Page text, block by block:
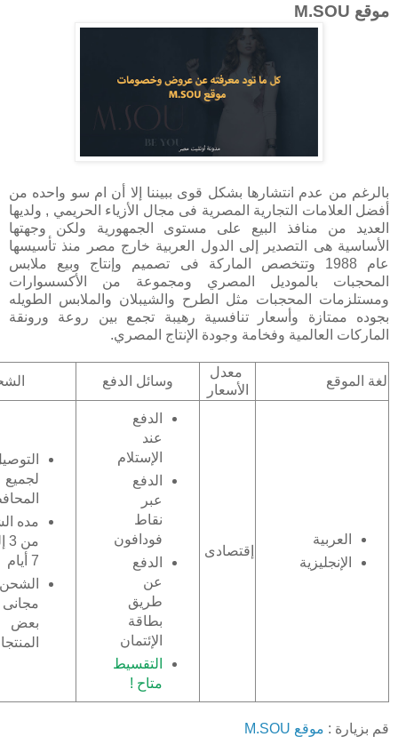
موقع M.SOU
بالرغم من عدم انتشارها بشكل قوى ببيننا إلا أن ام سو واحده من
أفضل العلامات التجارية المصرية فى مجال الأزياء الحريمي , ولديها
العديد من منافذ البيع على مستوى الجمهورية ولكن وجهتها
الأساسية هى التصدير إلى الدول العربية خارج مصر منذ تأسيسها
عام 1988 وتتخصص الماركة فى تصميم وإنتاج وبيع ملابس
المحجبات بالموديل المصري ومجموعة من الأكسسوارات
ومستلزمات المحجبات مثل الطرح والشيبلان والملابس الطويله
بجوده ممتازة وأسعار تنافسية رهيبة تجمع بين روعة ورونقة
الماركات العالمية وفخامة وجودة الإنتاج المصري.
لغة الموقع
معدل
الأسعار
وسائل الدفع
العربية
الإنجليزية
إقتصادى
الدفع
عند
الإستلام
الدفع
عبر
نقاط
فودافون
الدفع
عن
طريق
بطاقة
الإئتمان
التقسيط
متاح !
لجميع
مده
7 أيام
الشحن
بعض
قم بزيارة : موقع M.SOU